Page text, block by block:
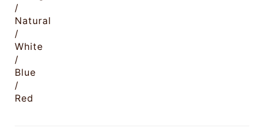
/
Natural
/
White
/
Blue
/
Red